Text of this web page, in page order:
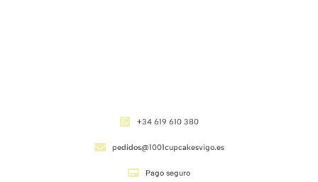
+34 619 610 380
pedidos@1001cupcakesvigo.es
Pago seguro